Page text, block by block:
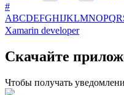
#
ABCDEFGHIJKLMNOPQR
Xamarin developer
Скачайте
Чтобы получать